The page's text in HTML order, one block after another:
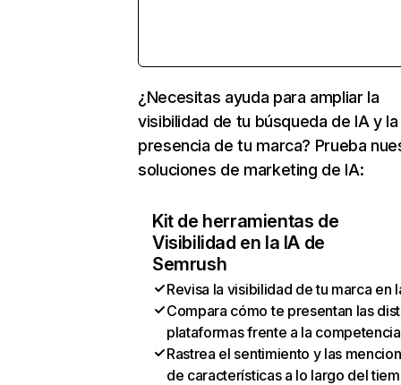
¿Necesitas ayuda para ampliar la
visibilidad de tu búsqueda de IA y la
presencia de tu marca? Prueba
soluciones de marketing de IA:
Kit de herramientas de
Visibilidad en la IA de
Semrush
Revisa la visibilidad de tu marca en
Compara cómo te presentan las
plataformas frente a la competencia
Rastrea el sentimiento y las
de características a lo largo del